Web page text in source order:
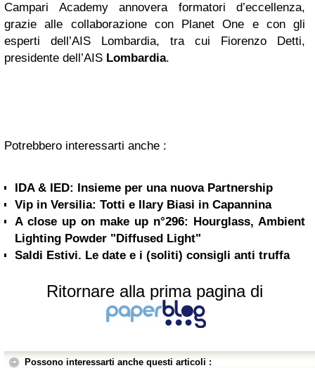
Campari Academy annovera formatori d’eccellenza,
grazie alle collaborazione con Planet One e con gli
esperti dell’AIS Lombardia, tra cui Fiorenzo Detti,
presidente dell’AIS Lombardia.
Potrebbero interessarti anche :
IDA & IED: Insieme per una nuova Partnership
Vip in Versilia: Totti e Ilary Biasi in Capannina
A close up on make up n°296: Hourglass, Ambient
Lighting Powder "Diffused Light"
Saldi Estivi. Le date e i (soliti) consigli anti truffa
Ritornare alla prima pagina di
Possono interessarti anche questi articoli :